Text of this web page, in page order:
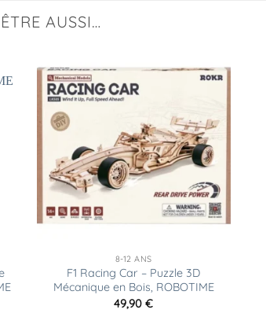
AUSSI…
liste
d’envies
8-12 ANS
F1 Racing Car – Puzzle 3D
Mécanique en Bois, ROBOTIME
49,90€